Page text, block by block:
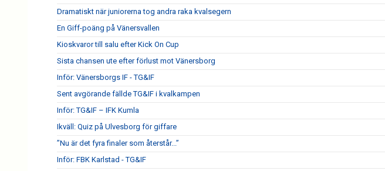
Dramatiskt när juniorerna tog andra raka kvalsegern
En Giff-poäng på Vänersvallen
Kioskvaror till salu efter Kick On Cup
Sista chansen ute efter förlust mot Vänersborg
Inför: Vänersborgs IF - TG&IF
Sent avgörande fällde TG&IF i kvalkampen
Inför: TG&IF – IFK Kumla
Ikväll: Quiz på Ulvesborg för giffare
”Nu är det fyra finaler som återstår...”
Inför: FBK Karlstad - TG&IF